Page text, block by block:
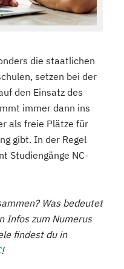
die staatlichen
setzen bei der
den Einsatz des
immer dann ins
als freie Plätze für
gibt. In der Regel
Studiengänge NC-
Was bedeutet
Infos zum Numerus
findest du in
!